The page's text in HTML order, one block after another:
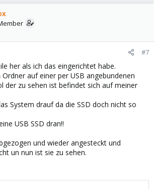
#7
her als ich das eingerichtet habe.
auf einer per USB angebundenen
der zu sehen ist befindet sich auf meiner
System drauf da die SSD doch nicht so
USB SSD dran!!
und wieder angesteckt und
un nun ist sie zu sehen.